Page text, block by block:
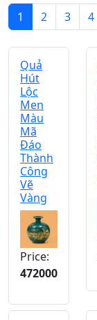
1 2 3 4
Quả
Hút
Lộc
Men
Màu
Mã
Đáo
Thành
Công
Vẽ
Vàng
Price:
472000